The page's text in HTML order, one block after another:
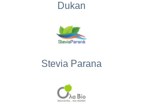
Dukan
Stevia Parana